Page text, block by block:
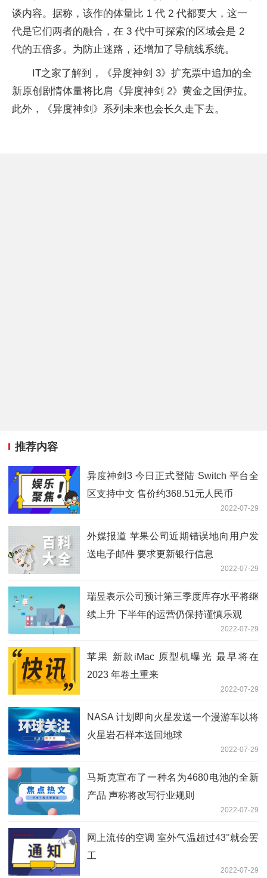
谈内容。据称，该作的体量比 1 代 2 代都要大，这一
代是它们两者的融合，在 3 代中可探索的区域会是 2
代的五倍多。为防止迷路，还增加了导航线系统。
IT之家了解到，《异度神剑 3》扩充票中追加的全
新原创剧情体量将比肩《异度神剑 2》黄金之国伊拉。
此外，《异度神剑》系列未来也会长久走下去。
推荐内容
异度神剑3 今日正式登陆 Switch 平台全
区支持中文 售价约368.51元人民币
2022-07-29
外媒报道 苹果公司近期错误地向用户发
送电子邮件 要求更新银行信息
2022-07-29
瑞昱表示公司预计第三季度库存水平将继
续上升 下半年的运营仍保持谨慎乐观
2022-07-29
苹果 新款iMac 原型机曝光 最早将在
2023 年卷土重来
2022-07-29
NASA 计划即向火星发送一个漫游车以将
火星岩石样本送回地球
2022-07-29
马斯克宣布了一种名为4680电池的全新
产品 声称将改写行业规则
2022-07-29
网上流传的空调 室外气温超过43°就会罢
工
2022-07-29